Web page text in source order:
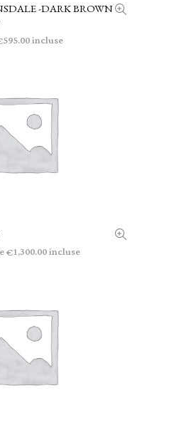
TUTTO-DARK BROWN
595.00incluse
TUTTO
€1,300.00incluse